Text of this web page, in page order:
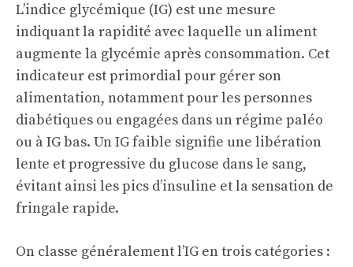
L’indice glycémique (IG) est une mesure
indiquant la rapidité avec laquelle un aliment
augmente la glycémie après consommation. Cet
indicateur est primordial pour gérer son
alimentation, notamment pour les personnes
diabétiques ou engagées dans un régime paléo
ou à IG bas. Un IG faible signifie une libération
lente et progressive du glucose dans le sang,
évitant ainsi les pics d’insuline et la sensation de
fringale rapide.
On classe généralement l’IG en trois catégories :